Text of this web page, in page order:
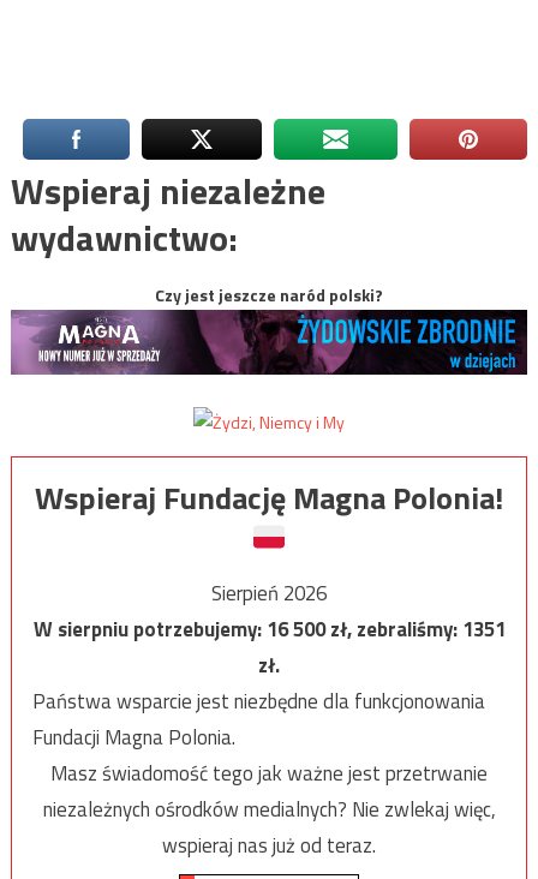
Wspieraj niezależne
wydawnictwo:
Czy jest jeszcze naród polski?
Wspieraj Fundację Magna Polonia!
Sierpień 2026
W sierpniu potrzebujemy:16 500zł, zebraliśmy:1351
zł.
Państwa wsparcie jest niezbędne dla funkcjonowania
Fundacji Magna Polonia.
Masz świadomość tego jak ważne jest przetrwanie
niezależnych ośrodków medialnych? Nie zwlekaj więc,
wspieraj nas już od teraz.